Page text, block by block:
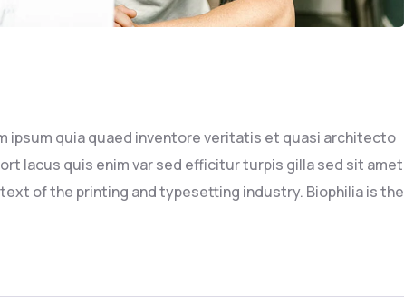
ipsum quia quaed inventore veritatis et quasi architecto
lacus quis enim var sed efficitur turpis gilla sed sit amet
of the printing and typesetting industry. Biophilia is the